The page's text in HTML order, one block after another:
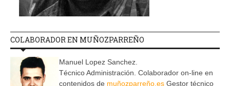
COLABORADOR EN MUÑOZPARREÑO
Manuel Lopez Sanchez.
Técnico Administración. Colaborador on-line en
contenidos de muñozparreño.es Gestor técnico